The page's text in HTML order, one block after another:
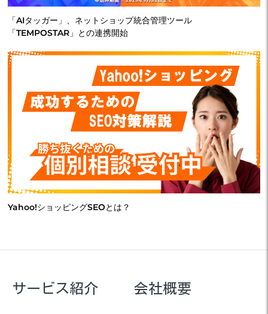
「AIタッガー」、ネットショップ統合管理ツール
「TEMPOSTAR」との連携開始
Yahoo!ショッピングSEOとは？
サービス紹介 会社概要